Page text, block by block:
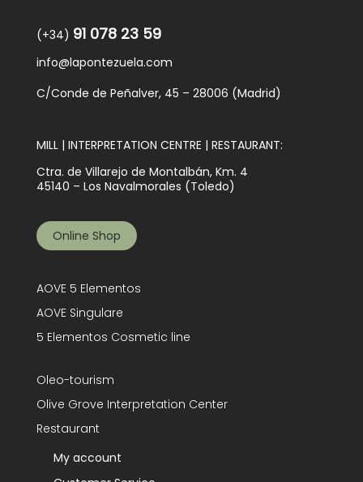
(+34) 91 078 23 59
info@lapontezuela.com
C/Conde de Peñalver, 45 – 28006 (Madrid)
MILL | INTERPRETATION CENTRE | RESTAURANT:
Ctra. de Villarejo de Montalbán, Km. 4
45140 – Los Navalmorales (Toledo)
Online Shop
AOVE 5 Elementos
AOVE Singulare
5 Elementos Cosmetic line
Oleo-tourism
Olive Grove Interpretation Center
Restaurant
My account